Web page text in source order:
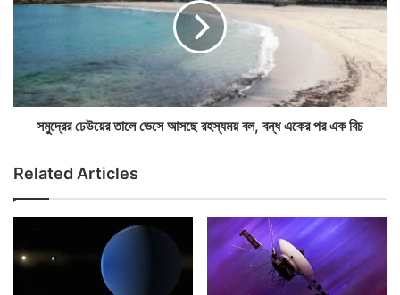
আর বিস্ফোরণ হলে ছিটকে বার হচ্ছে অতি উজ্জ্বল গ্যাস। যা
কার্যত ঝলমল করে জ্বলছে। ঘাসের মাঠে বা বাগানে জল দেওয়ার
মাটির উপরে এসে জল ছেটাতে থাকে।
ই
ত্ব
কা
হা
জা
র
০
র
তা
আ
স
ছে
হ
সমুদ্রের ঢেউয়ের তালে ভেসে আসছে রহস্যময় বল, বন্ধ একের পর এক বিচ
Related Articles